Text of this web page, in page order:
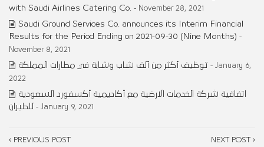
with Saudi Airlines Catering Co. - November 28, 2021
Saudi Ground Services Co. announces its Interim Financial
Results for the Period Ending on 2021-09-30 (Nine Months) -
November 8, 2021
توظيف أكثر من ألف شاب وشابة في مطارات المملكة - January 6,
2022
اتفاقية شركة الخدمات الارضية مع أكاديمية أكسفورد السعودية
للطيران
- January 9, 2021
PREVIOUS POST
NEXT POST